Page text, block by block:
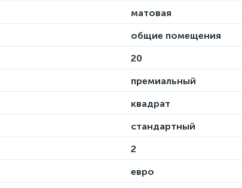
матовая
общие помещения
20
премиальный
квадрат
стандартный
2
евро